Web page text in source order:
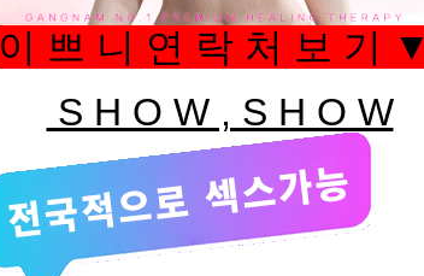
이 쁘 니 연 락 처 보 기 ▼
S H O W , S H O W